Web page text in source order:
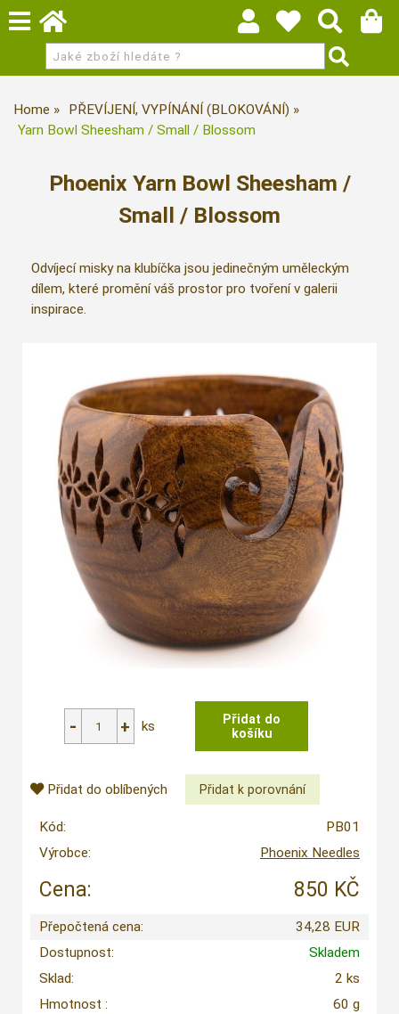
Home
PŘEVÍJENÍ, VYPÍNÁNÍ (BLOKOVÁNÍ)
Yarn Bowl Sheesham / Small / Blossom
Phoenix Yarn Bowl Sheesham /
Small / Blossom
Odvíjecí misky na klubíčka jsou jedinečným uměleckým
dílem, které promění váš prostor pro tvoření v galerii
inspirace.
ks
Přidat do oblíbených
Kód:
PB01
Výrobce:
Phoenix Needles
Cena: 850 KČ
Přepočtená cena:
34,28 EUR
Dostupnost:
Skladem
Sklad:
2 ks
Hmotnost :
60 g